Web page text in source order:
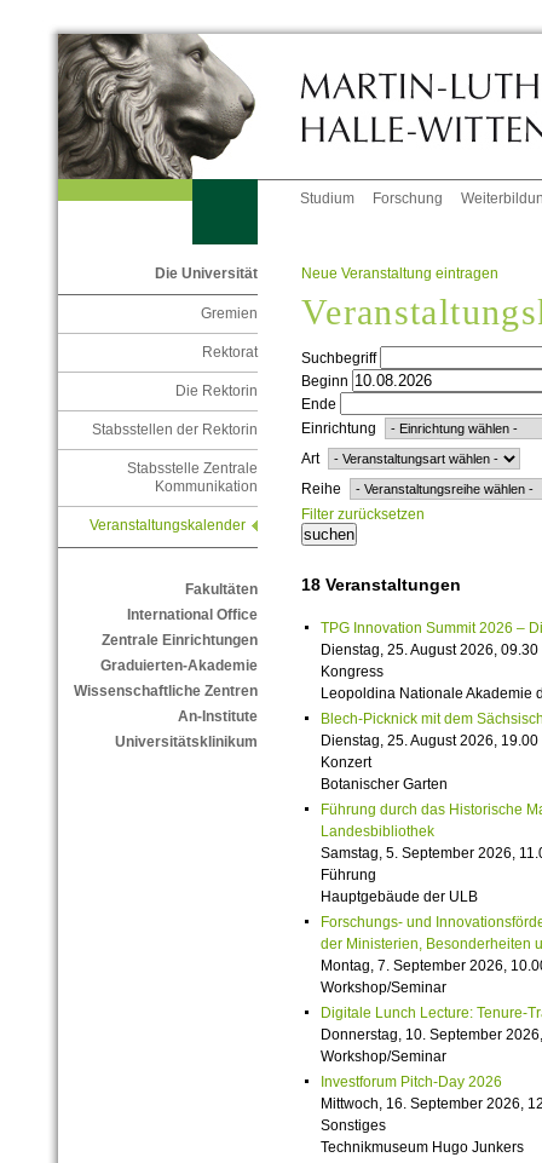
Studium Forschung
Die Universität
Gremien
Rektorat
Die Rektorin
Stabsstellen der Rektorin
Stabsstelle Zentrale
Kommunikation
Veranstaltungskalender
Fakultäten
International Office
Zentrale Einrichtungen
Graduierten-Akademie
Wissenschaftliche Zentren
An-Institute
Universitätsklinikum
Neue Veranstaltung eintragen
Suchbegriff
Beginn
Ende
Einrichtung
Art
Reihe
Filter zurücksetzen
18 Veranstaltungen
TPG Innovation Summit 2026 –
Dienstag, 25. August 2026,
Kongress
Leopoldina Nationale Akademie
Blech-Picknick mit dem
Dienstag, 25. August 2026,
Konzert
Botanischer Garten
Führung durch das Historische
Landesbibliothek
Samstag, 5. September 2026,
Führung
Hauptgebäude der ULB
Forschungs- und
der Ministerien, Besonderheiten
Montag, 7. September 2026,
Workshop/Seminar
Digitale Lunch Lecture: Tenure-
Donnerstag, 10. September
Workshop/Seminar
Investforum Pitch-Day 2026
Mittwoch, 16. September 2026,
Sonstiges
Technikmuseum Hugo Junkers